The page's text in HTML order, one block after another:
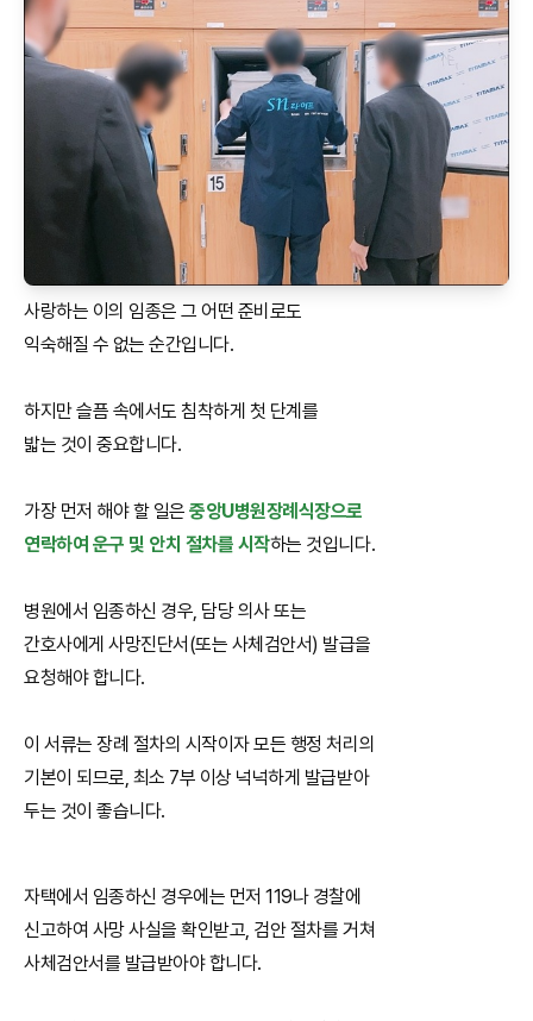
사랑하는 이의 임종은 그 어떤 준비로도
익숙해질 수 없는 순간입니다.
하지만 슬픔 속에서도 침착하게 첫 단계를
밟는 것이 중요합니다.
가장 먼저 해야 할 일은중앙U병원장례식장으로
연락하여 운구 및 안치 절차를 시작하는 것입니다.
병원에서 임종하신 경우, 담당 의사 또는
간호사에게 사망진단서(또는 사체검안서) 발급을
요청해야 합니다.
이 서류는 장례 절차의 시작이자 모든 행정 처리의
기본이 되므로, 최소 7부 이상 넉넉하게 발급받아
두는 것이 좋습니다.
자택에서 임종하신 경우에는 먼저 119나 경찰에
신고하여 사망 사실을 확인받고, 검안 절차를 거쳐
사체검안서를 발급받아야 합니다.